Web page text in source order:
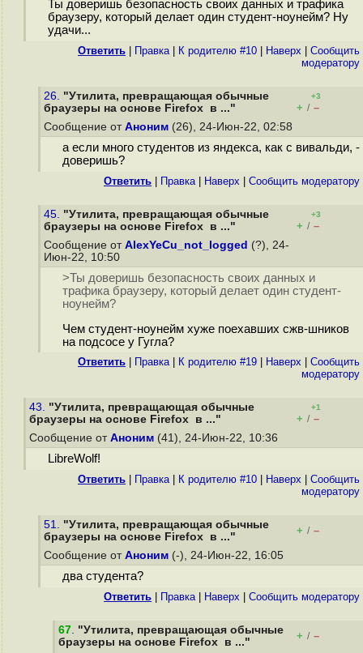
Ты доверишь безопасность своих данных и трафика
браузеру, который делает один студент-ноунейм? Ну
удачи...
Ответить Правка| К родителю #10 Наверх
Cообщить
модератору
26. "Утилита, превращающая обычные
браузеры на основе Firefox в ..."
+3
+ / –
Сообщение от Аноним (26), 24-Июн-22, 02:58
а если много студентов из яндекса, как с вивальди, -
доверишь?
Ответить Правка| Наверх Cообщить модератору
45. "Утилита, превращающая обычные
браузеры на основе Firefox в ..."
+3
+ / –
Сообщение от AlexYeCu_not_logged (?), 24-
Июн-22, 10:50
>Ты доверишь безопасность своих данных и
трафика браузеру, который делает один студент-
ноунейм?
Чем студент-ноунейм хуже поехавших сжв-шников
на подсосе у Гугла?
Ответить Правка| К родителю #19 Наверх
Cообщить
модератору
43. "Утилита, превращающая обычные
браузеры на основе Firefox в ..."
+1
+ / –
Сообщение от Аноним (41), 24-Июн-22, 10:36
LibreWolf!
Ответить Правка| К родителю #10 Наверх
Cообщить
модератору
51. "Утилита, превращающая обычные
браузеры на основе Firefox в ..."
+ / –
Сообщение от Аноним (-), 24-Июн-22, 16:05
два студента?
Ответить Правка| Наверх Cообщить модератору
67. "Утилита, превращающая обычные
браузеры на основе Firefox в ..."
+ / –